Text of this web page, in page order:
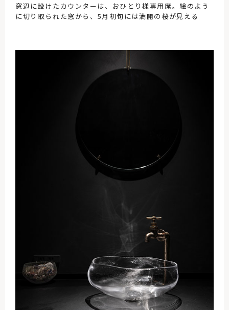
窓辺に設けたカウンターは、おひとり様専用席。絵のよう
に切り取られた窓から、5月初旬には満開の桜が見える